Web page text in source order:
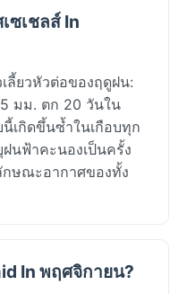
ซเชลส์ In
ลี้ยวหัวต่อของฤดูฝน:
มม. ตก 20 วันใน
เกิดขึ้นซ้ำในเกือบทุก
นฟ้าคะนองเป็นครั้ง
กษณะอากาศของทั้ง
In พฤศจิกายน?